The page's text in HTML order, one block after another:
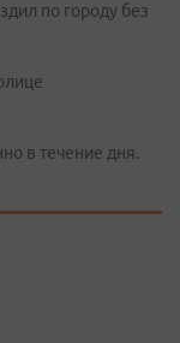
по городу без
в течение дня.